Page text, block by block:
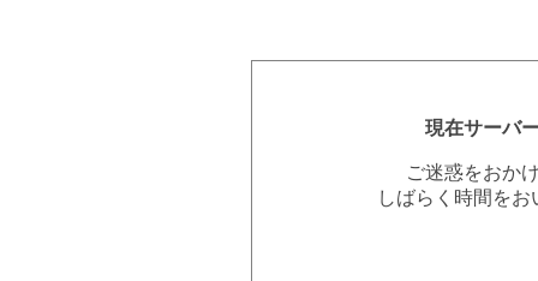
現在サーバ
ご迷惑をおか
しばらく時間を